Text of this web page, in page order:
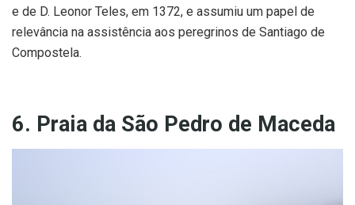
e de D. Leonor Teles, em 1372, e assumiu um papel de
relevância na assistência aos peregrinos de Santiago de
Compostela.
6. Praia da São Pedro de Maceda